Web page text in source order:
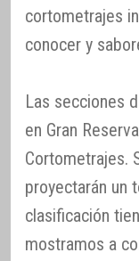
cortometrajes
conocer y
Las secciones
en Gran
Cortometrajes.
proyectarán un
clasificación
mostramos a